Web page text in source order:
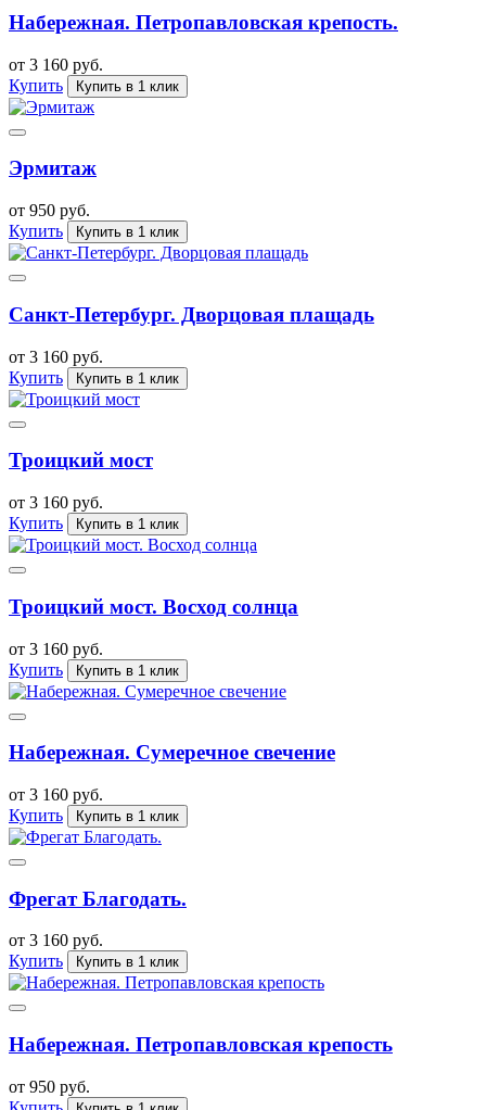
Набережная. Петропавловская крепость.
от 3 160 руб.
Купить
Купить в 1 клик
Эрмитаж
от 950 руб.
Купить
Купить в 1 клик
Санкт-Петербург. Дворцовая плащадь
от 3 160 руб.
Купить
Купить в 1 клик
Троицкий мост
от 3 160 руб.
Купить
Купить в 1 клик
Троицкий мост. Восход солнца
от 3 160 руб.
Купить
Купить в 1 клик
Набережная. Сумеречное свечение
от 3 160 руб.
Купить
Купить в 1 клик
Фрегат Благодать.
от 3 160 руб.
Купить
Купить в 1 клик
Набережная. Петропавловская крепость
от 950 руб.